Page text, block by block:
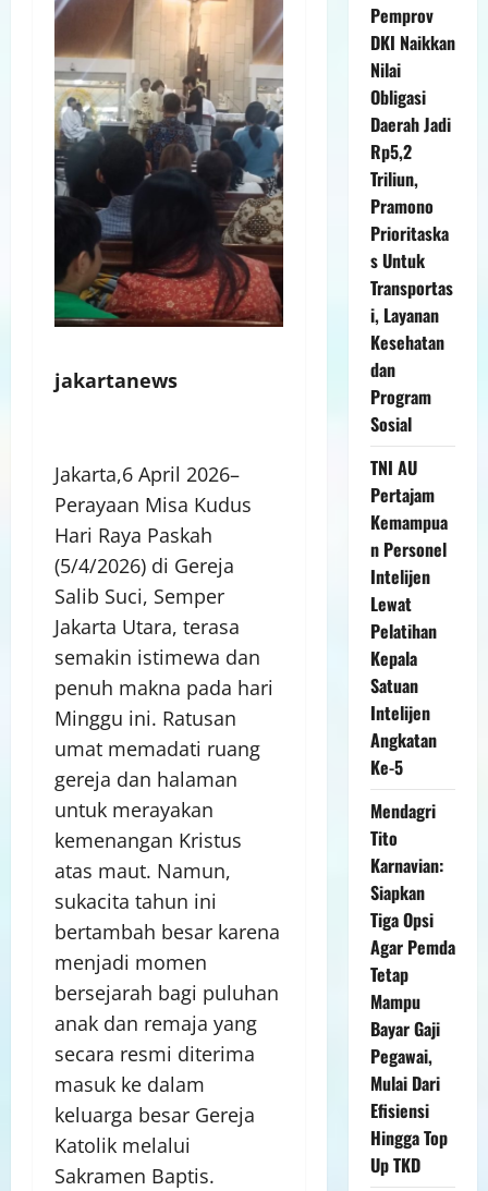
jakartanews
Jakarta,6 April 2026–
Perayaan Misa Kudus
Hari Raya Paskah
(5/4/2026) di Gereja
Salib Suci, Semper
Jakarta Utara, terasa
semakin istimewa dan
penuh makna pada hari
Minggu ini. Ratusan
umat memadati ruang
gereja dan halaman
untuk merayakan
kemenangan Kristus
atas maut. Namun,
sukacita tahun ini
bertambah besar karena
menjadi momen
bersejarah bagi puluhan
anak dan remaja yang
secara resmi diterima
masuk ke dalam
keluarga besar Gereja
Katolik melalui
Sakramen Baptis.
Pemprov
DKI Naikkan
Nilai
Obligasi
Daerah Jadi
Rp5,2
Triliun,
Pramono
Prioritaska
s Untuk
Transportas
i, Layanan
Kesehatan
dan
Program
Sosial
TNI AU
Pertajam
Kemampua
n Personel
Intelijen
Lewat
Pelatihan
Kepala
Satuan
Intelijen
Angkatan
Ke-5
Mendagri
Tito
Karnavian:
Siapkan
Tiga Opsi
Agar Pemda
Tetap
Mampu
Bayar Gaji
Pegawai,
Mulai Dari
Efisiensi
Hingga Top
Up TKD